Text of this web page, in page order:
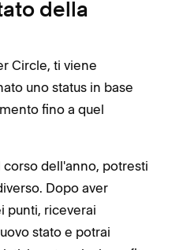
della
Circle, ti viene
uno status in base
fino a quel
dell'anno, potresti
Dopo aver
punti, riceverai
stato e potrai